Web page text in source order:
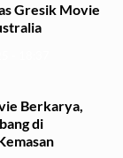
Gresik Movie
Berkarya,
di